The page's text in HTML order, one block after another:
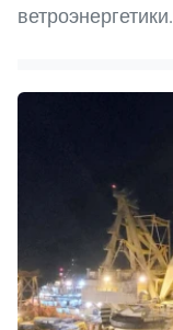
ветроэнергетики.